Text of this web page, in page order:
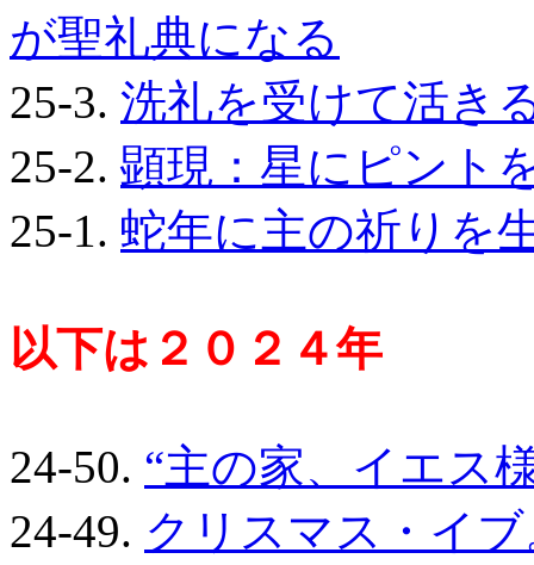
が聖礼典になる
25-3. 洗礼を受けて活き
25-2. 顕現：星にピン
25-1. 蛇年に主の祈りを
以下は２０２４年
24-50. “主の家、イエス
24-49. クリスマス・イ